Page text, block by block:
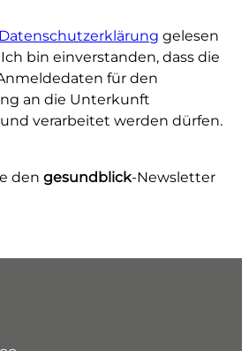
Datenschutzerklärung gelesen
bin einverstanden, dass die
für den
an die Unterkunft
verarbeitet werden dürfen.
den gesundblick-Newsletter